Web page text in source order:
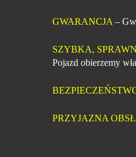
GWARANCJA –
SZYBKA,
Pojazd obierzemy
PRZYJAZNA